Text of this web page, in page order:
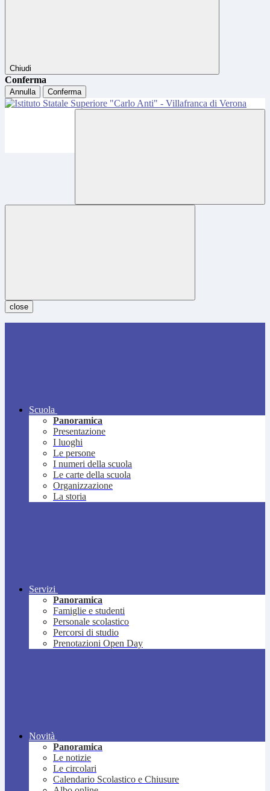
Chiudi
Conferma
Annulla Conferma
close
Scuola
Panoramica
Presentazione
I luoghi
Le persone
I numeri della scuola
Le carte della scuola
Organizzazione
La storia
Servizi
Panoramica
Famiglie e studenti
Personale scolastico
Percorsi di studio
Prenotazioni Open Day
Novità
Panoramica
Le notizie
Le circolari
Calendario Scolastico e Chiusure